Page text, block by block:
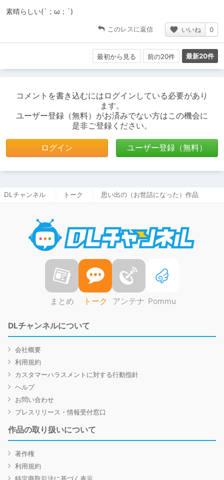
素晴らしい(´；ω；`)
このレスに返信 いいね 0
最初から見る 前の20件 最新20件
コメントを書き込むにはログインしている必要があり
ます。
ユーザー登録（無料）がお済みでない方はこの機会に
是非ご登録ください。
ログイン ユーザー登録（無料）
DLチャンネル トーク 思い出の（お世話になった）作品
まとめ トーク アンテナ Pommu
DLチャンネルについて
会社概要
利用規約
カスタマーハラスメントに対する行動指針
ヘルプ
お問い合わせ
プレスリリース・情報受付窓口
作品の取り扱いについて
著作権
利用規約
特定商取引法に基づく表示